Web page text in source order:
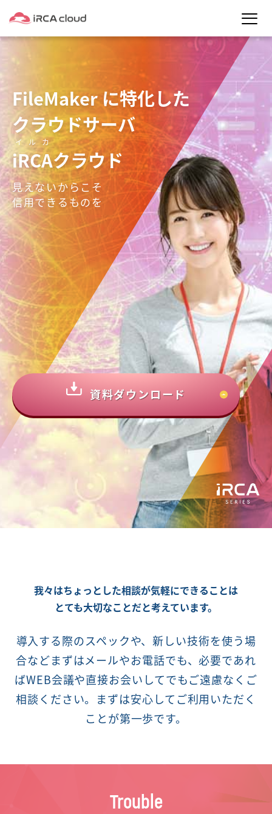
FileMaker に特化した
クラウドサーバ
iRCA
イルカ
クラウド
見えないからこそ
信用できるものを
資料ダウンロード
我々はちょっとした相談が気軽にできることは
とても大切なことだと考えています。
導入する際のスペックや、新しい技術を使う場
合などまずはメールやお電話でも、必要であれ
ばWEB会議や直接お会いしてでもご遠慮なくご
相談ください。まずは安心してご利用いただく
ことが第一歩です。
Trouble